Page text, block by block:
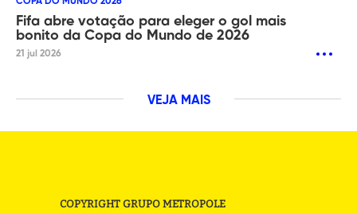
Fifa abre votação para eleger o gol mais
bonito da Copa do Mundo de 2026
21 jul 2026
VEJA MAIS
COPYRIGHT GRUPO METROPOLE